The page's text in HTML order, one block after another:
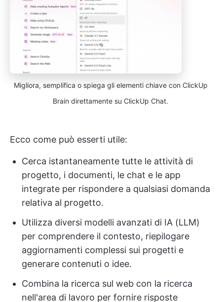
Migliora, semplifica o spiega gli elementi chiave con ClickUp
Brain direttamente su ClickUp Chat.
Ecco come può esserti utile:
Cerca istantaneamente tutte le attività di
progetto, i documenti, le chat e le app
integrate per rispondere a qualsiasi domanda
relativa al progetto.
Utilizza diversi modelli avanzati di IA (LLM)
per comprendere il contesto, riepilogare
aggiornamenti complessi sui progetti e
generare contenuti o idee.
Combina la ricerca sul web con la ricerca
nell'area di lavoro per fornire risposte